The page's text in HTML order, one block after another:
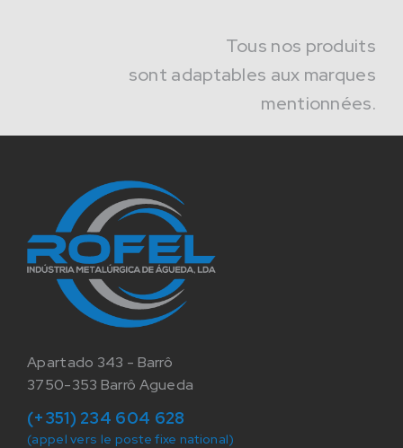
Tous nos produits
sont adaptables aux marques
mentionnées.
Apartado 343 - Barrô
3750-353 Barrô Agueda
(+351) 234 604 628
(appel vers le poste fixe national)